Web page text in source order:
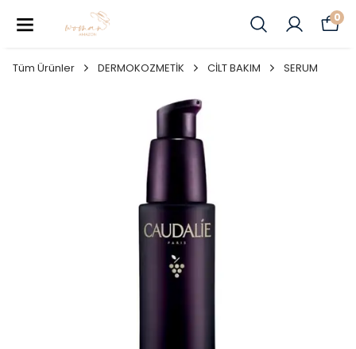
0
Tüm Ürünler DERMOKOZMETİK CİLT BAKIM SERUM